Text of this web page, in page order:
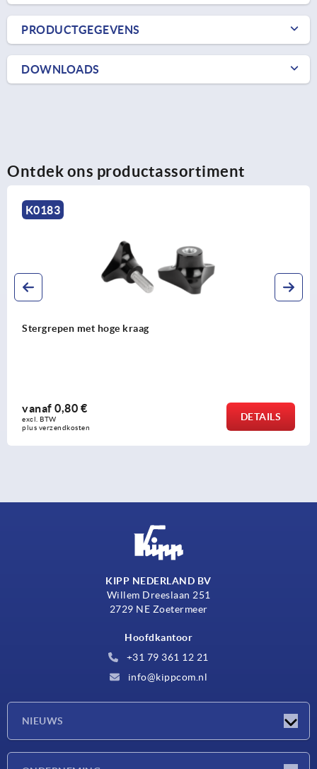
PRODUCTGEGEVENS
DOWNLOADS
Ontdek ons productassortiment
K0183
Stergrepen met hoge kraag
vanaf 0,80 €
excl. BTW
plus verzendkosten
DETAILS
KIPP NEDERLAND BV
Willem Dreeslaan 251
2729 NE Zoetermeer
Hoofdkantoor
+31 79 361 12 21
info@kippcom.nl
NIEUWS